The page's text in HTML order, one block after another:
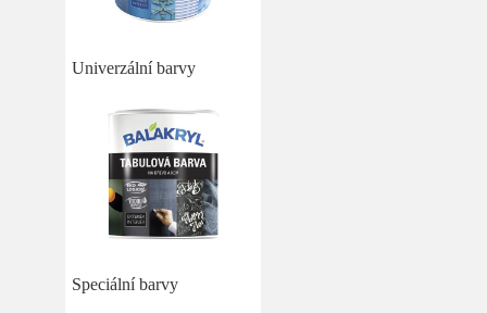
Univerzální barvy
Speciální barvy